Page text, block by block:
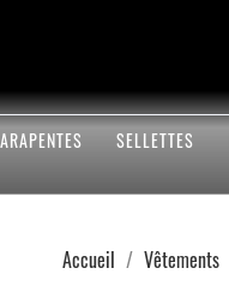
SELLETTES
Accueil Vêtements